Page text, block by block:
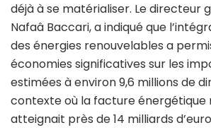
déjà à se matérialiser. Le directeur
Nafaâ Baccari, a indiqué que
des énergies renouvelables a
économies significatives sur les
estimées à environ 9,6 millions de
contexte où la facture énergétique
atteignait près de 14 milliards